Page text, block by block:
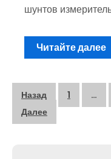
шунтов
Читайте далее
Пагинация
записей
Назад 1 …
Далее